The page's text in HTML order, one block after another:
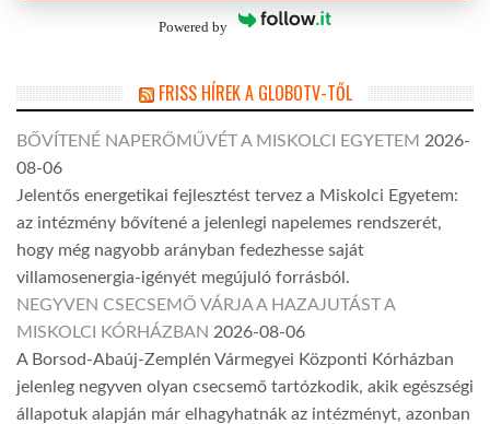
Powered by
FRISS HÍREK A GLOBOTV-TŐL
BŐVÍTENÉ NAPERŐMŰVÉT A MISKOLCI EGYETEM 2026-
08-06
Jelentős energetikai fejlesztést tervez a Miskolci Egyetem:
az intézmény bővítené a jelenlegi napelemes rendszerét,
hogy még nagyobb arányban fedezhesse saját
villamosenergia-igényét megújuló forrásból.
NEGYVEN CSECSEMŐ VÁRJA A HAZAJUTÁST A
MISKOLCI KÓRHÁZBAN 2026-08-06
A Borsod-Abaúj-Zemplén Vármegyei Központi Kórházban
jelenleg negyven olyan csecsemő tartózkodik, akik egészségi
állapotuk alapján már elhagyhatnák az intézményt, azonban